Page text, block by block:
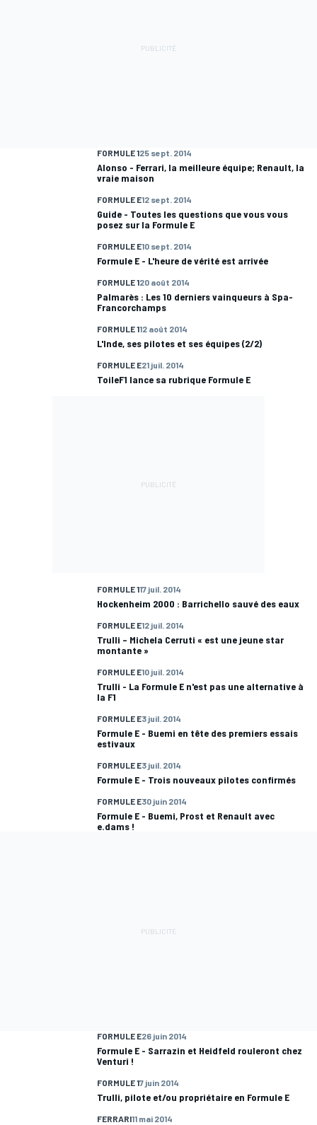
FORMULE 125 sept. 2014
Alonso - Ferrari, la meilleure équipe; Renault, la
vraie maison
FORMULE E12 sept. 2014
Guide - Toutes les questions que vous vous
posez sur la Formule E
FORMULE E10 sept. 2014
Formule E - L'heure de vérité est arrivée
FORMULE 120 août 2014
Palmarès : Les 10 derniers vainqueurs à Spa-
Francorchamps
FORMULE 112 août 2014
L'Inde, ses pilotes et ses équipes (2/2)
FORMULE E21 juil. 2014
ToileF1 lance sa rubrique Formule E
FORMULE 117 juil. 2014
Hockenheim 2000 : Barrichello sauvé des eaux
FORMULE E12 juil. 2014
Trulli – Michela Cerruti « est une jeune star
montante »
FORMULE E10 juil. 2014
Trulli - La Formule E n'est pas une alternative à
la F1
FORMULE E3 juil. 2014
Formule E - Buemi en tête des premiers essais
estivaux
FORMULE E3 juil. 2014
Formule E - Trois nouveaux pilotes confirmés
FORMULE E30 juin 2014
Formule E - Buemi, Prost et Renault avec
e.dams !
FORMULE E26 juin 2014
Formule E - Sarrazin et Heidfeld rouleront chez
Venturi !
FORMULE 17 juin 2014
Trulli, pilote et/ou propriétaire en Formule E
FERRARI11 mai 2014